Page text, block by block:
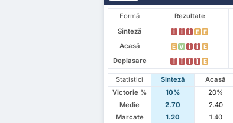
Formă Rezultate
Sinteză
Î Î Î E E
Acasă
E V Î Î E
Deplasare
Î Î Î Î E
Statistici Sinteză Acasă
Victorie %
10% 20%
Medie
2.70 2.40
Marcate
1.20 1.40